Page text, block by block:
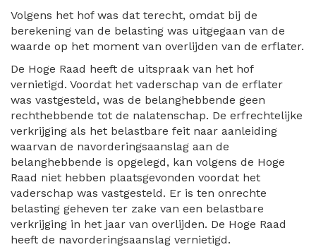
Volgens het hof was dat terecht, omdat bij de
berekening van de belasting was uitgegaan van de
waarde op het moment van overlijden van de erflater.
De Hoge Raad heeft de uitspraak van het hof
vernietigd. Voordat het vaderschap van de erflater
was vastgesteld, was de belanghebbende geen
rechthebbende tot de nalatenschap. De erfrechtelijke
verkrijging als het belastbare feit naar aanleiding
waarvan de navorderingsaanslag aan de
belanghebbende is opgelegd, kan volgens de Hoge
Raad niet hebben plaatsgevonden voordat het
vaderschap was vastgesteld. Er is ten onrechte
belasting geheven ter zake van een belastbare
verkrijging in het jaar van overlijden. De Hoge Raad
heeft de navorderingsaanslag vernietigd.